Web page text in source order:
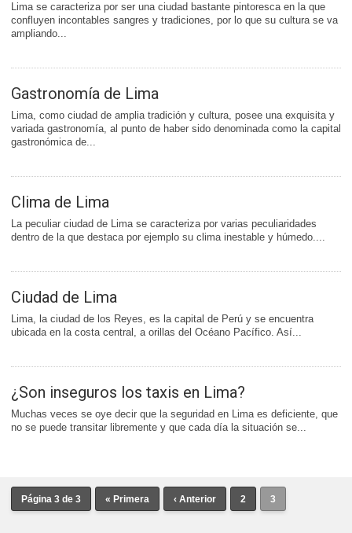
Lima se caracteriza por ser una ciudad bastante pintoresca en la que
confluyen incontables sangres y tradiciones, por lo que su cultura se va
ampliando...
Gastronomía de Lima
Lima, como ciudad de amplia tradición y cultura, posee una exquisita y
variada gastronomía, al punto de haber sido denominada como la capital
gastronómica de...
Clima de Lima
La peculiar ciudad de Lima se caracteriza por varias peculiaridades
dentro de la que destaca por ejemplo su clima inestable y húmedo....
Ciudad de Lima
Lima, la ciudad de los Reyes, es la capital de Perú y se encuentra
ubicada en la costa central, a orillas del Océano Pacífico. Así...
¿Son inseguros los taxis en Lima?
Muchas veces se oye decir que la seguridad en Lima es deficiente, que
no se puede transitar libremente y que cada día la situación se...
Página 3 de 3 « Primera ‹ Anterior 2 3